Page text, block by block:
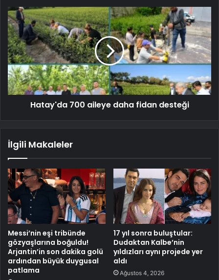
Hatay'da 700 aileye daha fidan desteği
İlgili Makaleler
Messi’nin eşi tribünde
gözyaşlarına boğuldu!
Arjantin’in son dakika golü
ardından büyük duygusal
patlama
17 yıl sonra buluştular:
Dudaktan Kalbe’nin
yıldızları aynı projede yer
aldı
Ağustos 4, 2026